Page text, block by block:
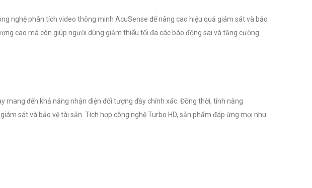
nghệ phân tích video thông minh AcuSense để nâng cao hiệu quả giám sát và bảo
cao mà còn giúp người dùng giảm thiểu tối đa các báo động sai và tăng cường
mang đến khả năng nhận diện đối tượng đầy chính xác. Đồng thời, tính năng
sát và bảo vệ tài sản. Tích hợp công nghệ Turbo HD, sản phẩm đáp ứng mọi nhu